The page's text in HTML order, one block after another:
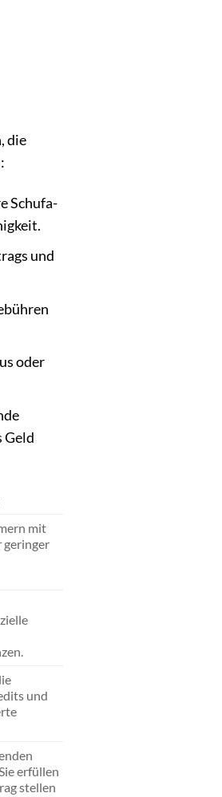
die
Schufa-
und
oder
Geld
mit
geringer
und
erfüllen
stellen